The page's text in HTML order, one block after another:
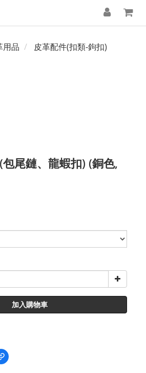
用品 皮革配件(扣類-鉤扣)
尾鏈、龍蝦扣) (銅色,
加入購物車